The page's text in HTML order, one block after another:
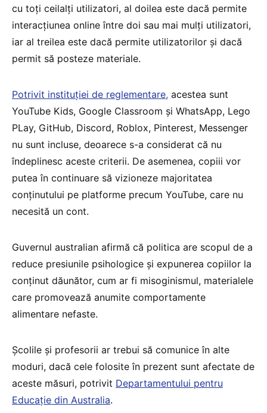
cu toți ceilalți utilizatori, al doilea este dacă permite
interacțiunea online între doi sau mai mulți utilizatori,
iar al treilea este dacă permite utilizatorilor și dacă
permit să posteze materiale.
Potrivit instituției de reglementare, acestea sunt
YouTube Kids, Google Classroom și WhatsApp, Lego
PLay, GitHub, Discord, Roblox, Pinterest, Messenger
nu sunt incluse, deoarece s-a considerat că nu
îndeplinesc aceste criterii. De asemenea, copiii vor
putea în continuare să vizioneze majoritatea
conținutului pe platforme precum YouTube, care nu
necesită un cont.
Guvernul australian afirmă că politica are scopul de a
reduce presiunile psihologice și expunerea copiilor la
conținut dăunător, cum ar fi misoginismul, materialele
care promovează anumite comportamente
alimentare nefaste.
Școlile și profesorii ar trebui să comunice în alte
moduri, dacă cele folosite în prezent sunt afectate de
aceste măsuri, potrivit Departamentului pentru
Educație din Australia.